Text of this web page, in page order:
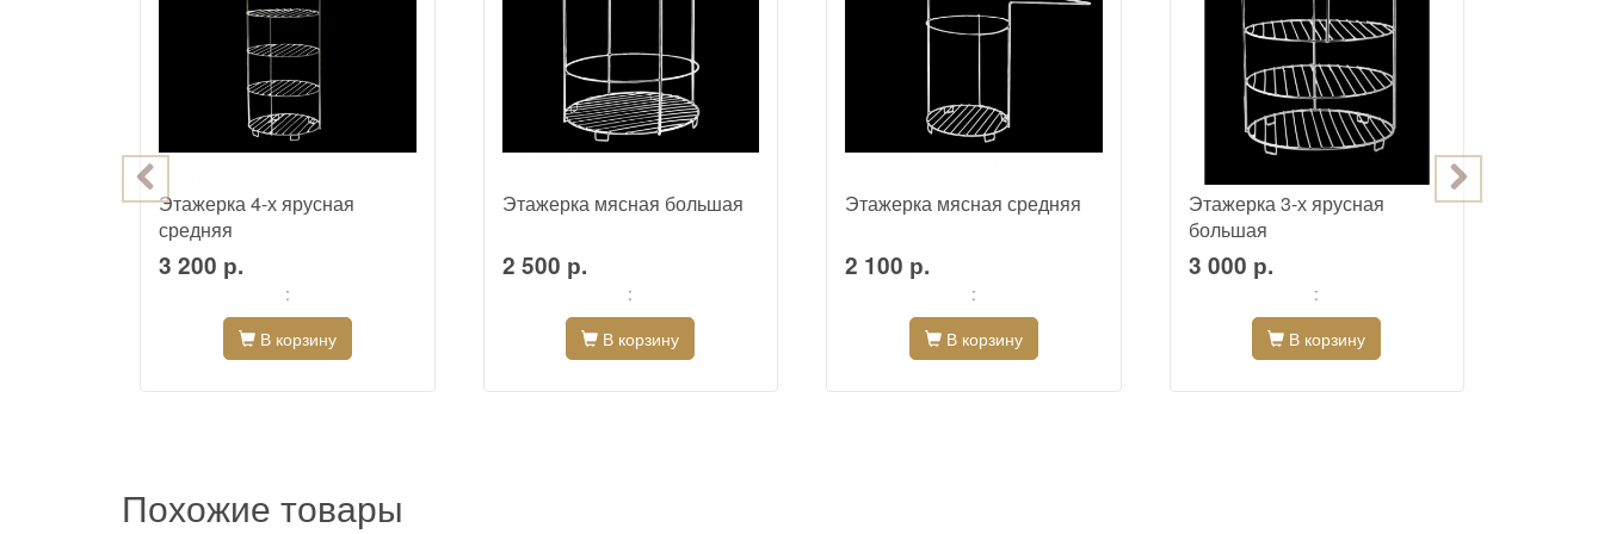
Этажерка 4-х ярусная
средняя
3 200 р.
:
В корзину
Этажерка мясная большая
2 500 р.
:
В корзину
Этажерка мясная средняя
2 100 р.
:
В корзину
Этажерка 3-х ярусная
большая
3 000 р.
:
В корзину
Похожие товары